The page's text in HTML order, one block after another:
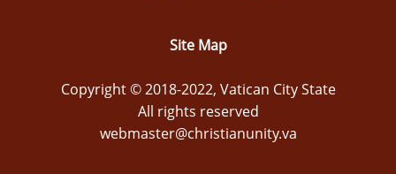
Site Map
Copyright © 2018-2022, Vatican City State
All rights reserved
webmaster@christianunity.va